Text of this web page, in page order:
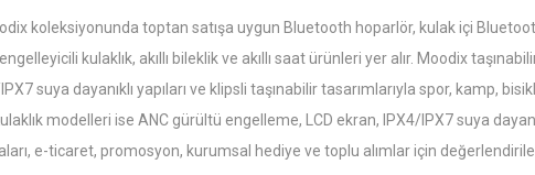
koleksiyonunda toptan satışa uygun Bluetooth hoparlör, kulak içi
kulaklık, akıllı bileklik ve akıllı saat ürünleri yer alır. Moodix
suya dayanıklı yapıları ve klipsli taşınabilir tasarımlarıyla spor, kamp,
modelleri ise ANC gürültü engelleme, LCD ekran, IPX4/IPX7 suya
e-ticaret, promosyon, kurumsal hediye ve toplu alımlar için